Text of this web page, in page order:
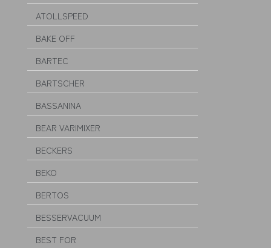
ATOLLSPEED
BAKE OFF
BARTEC
BARTSCHER
BASSANINA
BEAR VARIMIXER
BECKERS
BEKO
BERTOS
BESSERVACUUM
BEST FOR